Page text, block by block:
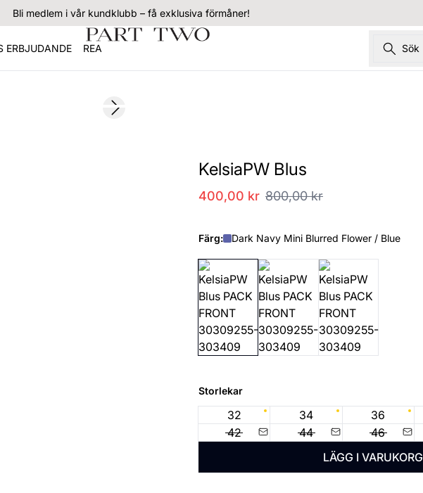
Bli medlem i vår kundklubb – få exklusiva förmåner!
ERBJUDANDE REA Sök
Next slide
KelsiaPW Blus
400,00 kr 800,00 kr
Färg: Dark Navy Mini Blurred Flower / Blue
Storlekar
32 34 36
42
44 46
LÄGG I VARUKORG